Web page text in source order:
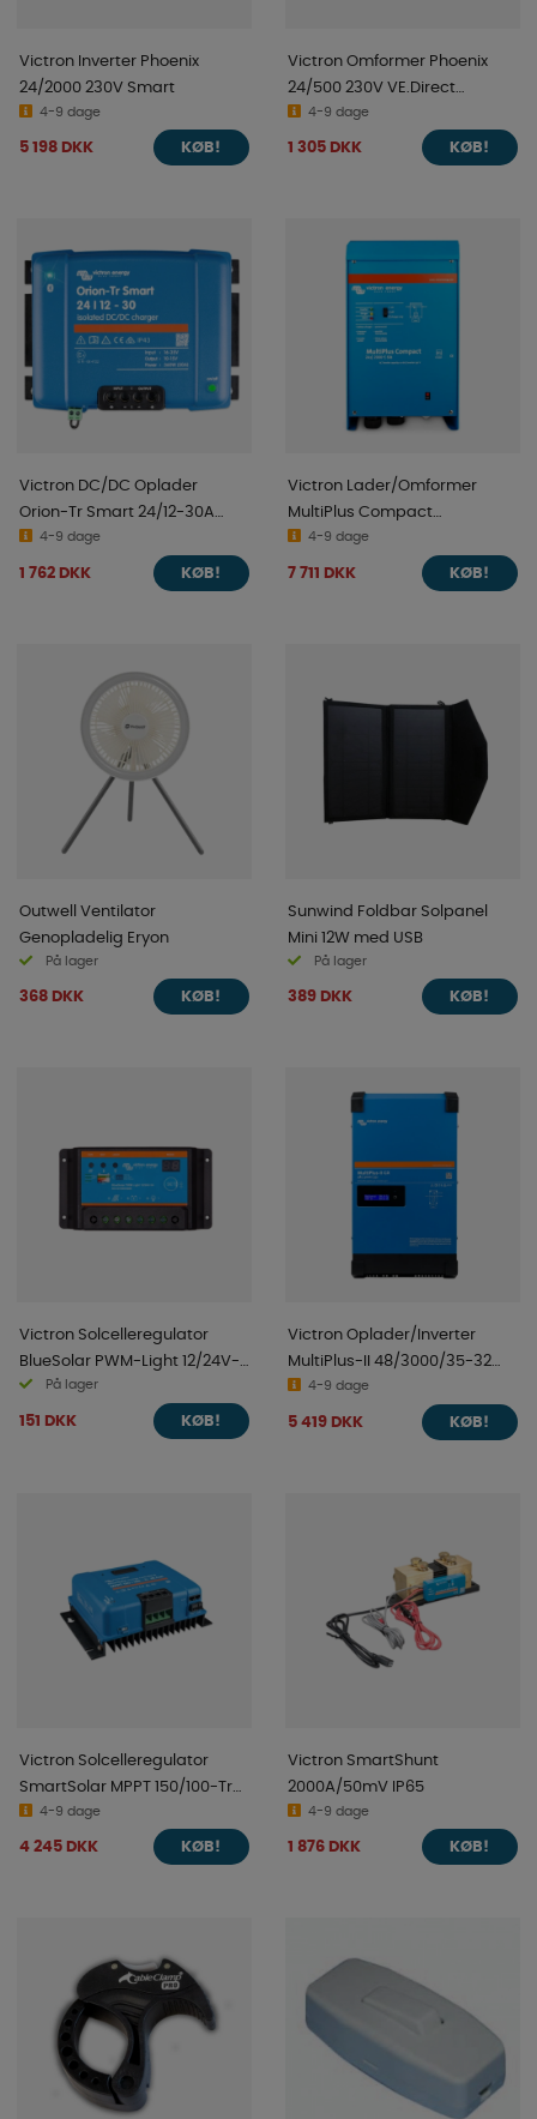
Victron Inverter Phoenix
24/2000 230V Smart
4-9 dage
5 198 DKK KØB!
Victron Omformer Phoenix
24/500 230V VE.Direct
SCHUKO
4-9 dage
1 305 DKK KØB!
Victron DC/DC Oplader
Orion-Tr Smart 24/12-30A
(360W) Uisoleret
4-9 dage
1 762 DKK KØB!
Victron Lader/Omformer
MultiPlus Compact
24/2000/50-30 230V VE.Bus
4-9 dage
7 711 DKK KØB!
Outwell Ventilator
Genopladelig Eryon
På lager
368 DKK KØB!
Sunwind Foldbar Solpanel
Mini 12W med USB
På lager
389 DKK KØB!
Victron Solcelleregulator
BlueSolar PWM-Light 12/24V-
5A
På lager
151 DKK KØB!
Victron Oplader/Inverter
MultiPlus-II 48/3000/35-32
230V GX
4-9 dage
5 419 DKK KØB!
Victron Solcelleregulator
SmartSolar MPPT 150/100-Tr
VE.Can
4-9 dage
4 245 DKK KØB!
Victron SmartShunt
2000A/50mV IP65
4-9 dage
1 876 DKK KØB!